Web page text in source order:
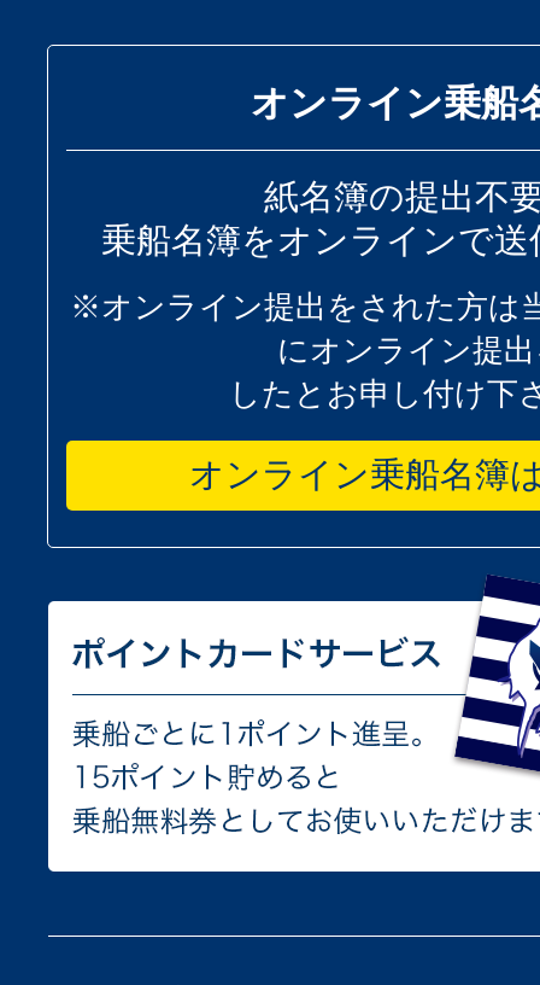
オンライン乗船
紙名簿の提出不
乗船名簿をオンラインで
※オンライン提出をされた方は
にオンライン提
したとお申し付け下
オンライン乗船名簿